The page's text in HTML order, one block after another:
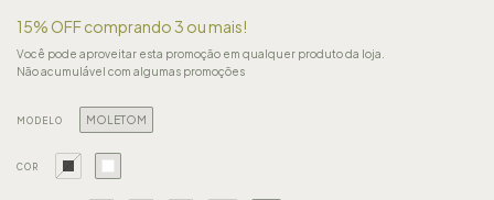
15% OFF comprando 3 ou mais!
Você pode aproveitar esta promoção em qualquer produto da loja.
Não acumulável com algumas promoções
MODELO MOLETOM
COR